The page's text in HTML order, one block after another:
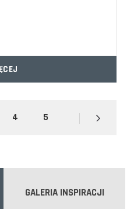
4 5
GALERIA INSPIRACJI